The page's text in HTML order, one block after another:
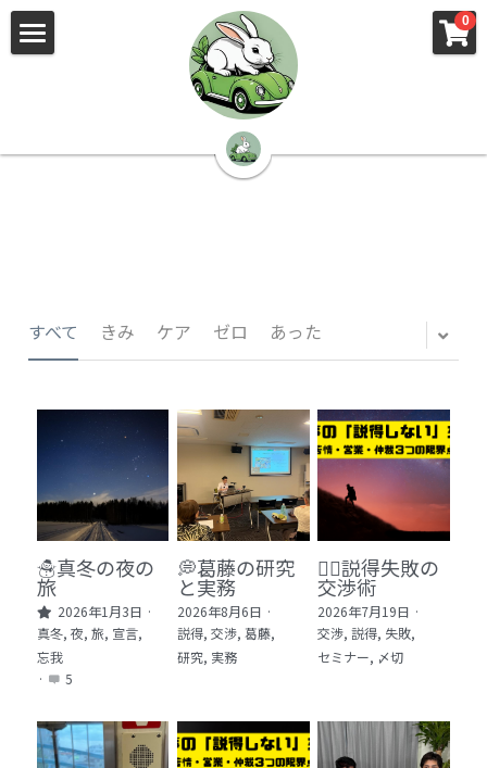
0
🌳株式会社 kibi🦉（トップ）
📰kibi log（ブログ）
🏢会社概要・プライバシーポリシー・プロフィ
📸Who am I?（プロフィール）
🏙️社員が防ぐ不正と犯罪
🙌自傷・他害・パニックは防げますか？
🏫社会福祉法人ぐらんま
🛒Learn More!（商品）
❓FAQ
📮ASK（無料読者登録 or 無料お問い合わせ）
📚 100冊の「本は飲み物」index
ログイン/ 登録
すべて きみ ケア ゼロ あった
☃️真冬の夜の
旅
2026年1月3日 ·
真冬, 夜, 旅, 宣言,
忘我
·
5
💭葛藤の研究
と実務
2026年8月6日 ·
説得, 交渉, 葛藤,
研究, 実務
🕵️‍♂️説得失敗の
交渉術
2026年7月19日 ·
交渉, 説得, 失敗,
セミナー, 〆切
×
ストアカテゴリー
すべてのカテゴリー
×
ブログカテゴリー